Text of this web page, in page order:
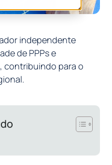
independente
de PPPs e
contribuindo para o